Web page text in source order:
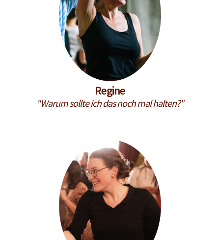
Regine
"Warum sollte ich das noch mal halten?"